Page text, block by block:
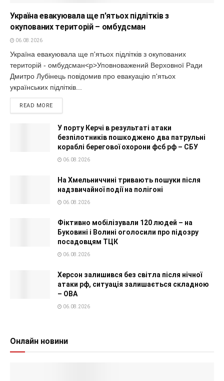
Україна евакуювала ще п'ятьох підлітків з
окупованих територій – омбудсман
06.08.2026
Україна евакуювала ще п'ятьох підлітків з окупованих
територій - омбудсман<p>Уповноважений Верховної Ради
Дмитро Лубінець повідомив про евакуацію п'ятьох
українських підлітків...
READ MORE
У порту Керчі в результаті атаки
безпілотників пошкоджено два патрульні
кораблі берегової охорони фсб рф – СБУ
06.08.2026
На Хмельниччині тривають пошуки після
надзвичайної події на полігоні
06.08.2026
Фіктивно мобілізували 120 людей – на
Буковині і Волині оголосили про підозру
посадовцям ТЦК
06.08.2026
Херсон залишився без світла після нічної
атаки рф, ситуація залишається складною
– ОВА
06.08.2026
Онлайн новини